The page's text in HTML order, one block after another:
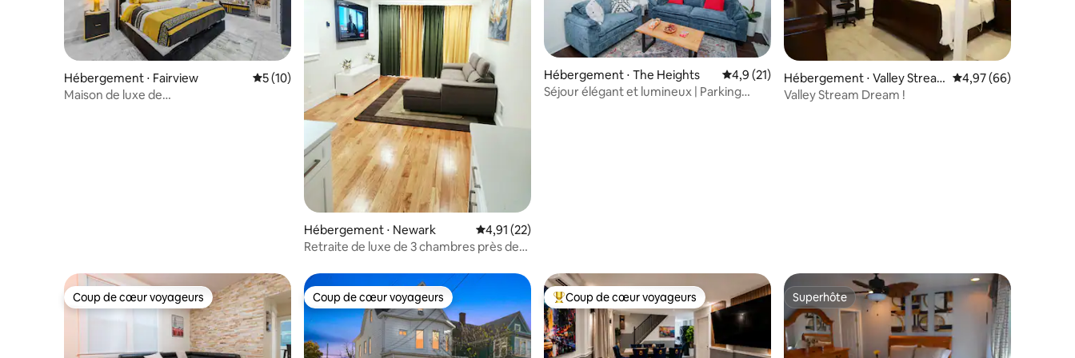
Hébergement ⋅ Fairview Évaluation moyenne sur la base de 10 commentaires : 5 sur 5
5 (10)
Maison de luxe de
Hébergement ⋅ Newark Évaluation moyenne sur la base de 22 commentaires : 4,91 sur 5
4,91 (22)
Retraite de luxe de 3 chambres près de
Hébergement ⋅ The Heights Évaluation moyenne sur la base de 21 commentaires : 4,9 sur 5
4,9 (21)
Séjour élégant et lumineux | Parking
Hébergement ⋅ Valley Strea
m
Évaluation moyenne
4,97 (66)
Valley Stream Dream !
Coup de cœur voyageurs
Coup de cœur voyageurs Coup de cœur voyageurs
Coup de cœur voyageurs Coups de cœur voyageurs les plus appréciés
Coup de cœur voyageurs Superhôte
Superhôte